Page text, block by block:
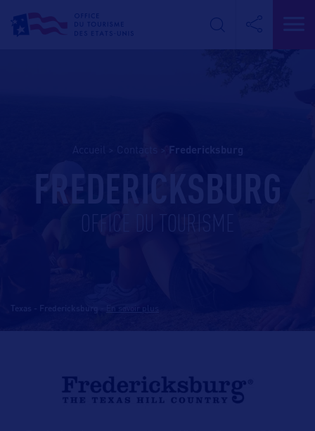
fredericksburg
FREDERICKSBURG
OFFICE DU TOURISME
Texas - Fredericksburg